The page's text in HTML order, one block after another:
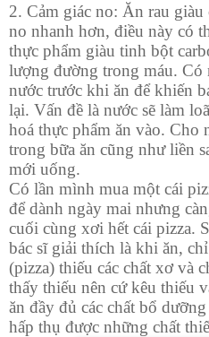
2. Cảm giác no: Ăn rau
no nhanh hơn, điều này có
thực phẩm giàu tinh bột
lượng đường trong máu.
nước trước khi ăn để khiến
lại. Vấn đề là nước sẽ làm
hoá thực phẩm ăn vào. Cho
trong bữa ăn cũng như liền
mới uống.
Có lần mình mua một cái
để dành ngày mai nhưng
cuối cùng xơi hết cái pizza.
bác sĩ giải thích là khi ăn,
(pizza) thiếu các chất xơ và
thấy thiếu nên cứ kêu thiếu
ăn đầy đủ các chất bổ
hấp thụ được những chất